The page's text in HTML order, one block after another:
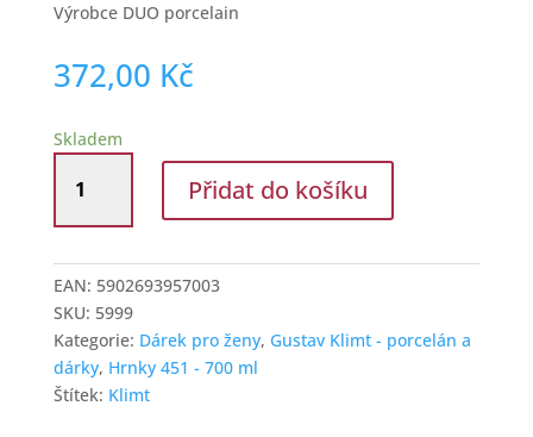
Výrobce DUO porcelain
372,00 Kč
Skladem
hrnek
610
Gustav
Klimt
Polibek
množství
Přidat do košíku
EAN: 5902693957003
SKU: 5999
Kategorie: Dárek pro ženy, Gustav Klimt - porcelán a
dárky, Hrnky 451 - 700 ml
Štítek: Klimt